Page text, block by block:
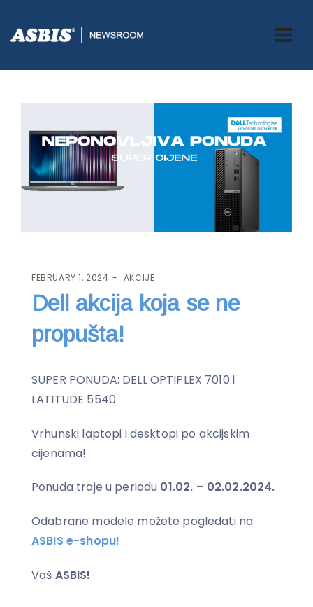
ASBIS.BA> AKCIJE> DELL AKCIJA KOJA SE NE PROPUŠTA!
FEBRUARY 1, 2024 AKCIJE
Dell akcija koja se ne
propušta!
SUPER PONUDA: DELL OPTIPLEX 7010 i
LATITUDE 5540
Vrhunski laptopi i desktopi po akcijskim
cijenama!
Ponuda traje u periodu 01.02. – 02.02.2024.
Odabrane modele možete pogledati na
ASBIS e-shopu!
Vaš ASBIS!